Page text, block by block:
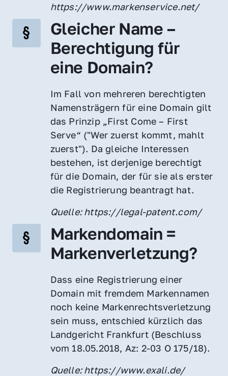
https://www.markenservice.net/
Gleicher Name –
Berechtigung für
eine Domain?
Im Fall von mehreren berechtigten
Namensträgern für eine Domain gilt
das Prinzip „First Come – First
Serve“ ("Wer zuerst kommt, mahlt
zuerst"). Da gleiche Interessen
bestehen, ist derjenige berechtigt
für die Domain, der für sie als erster
die Registrierung beantragt hat.
Quelle: https://legal-patent.com/
Markendomain =
Markenverletzung?
Dass eine Registrierung einer
Domain mit fremdem Markennamen
noch keine Markenrechtsverletzung
sein muss, entschied kürzlich das
Landgericht Frankfurt (Beschluss
vom 18.05.2018, Az: 2-03 O 175/18).
Quelle: https://www.exali.de/